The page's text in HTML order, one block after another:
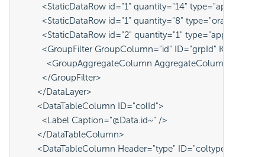
<StaticDataRow id="1" quantity="14" type="apple" />
<StaticDataRow id="1" quantity="8" type="orange" />
<StaticDataRow id="2" quantity="1" type="apple" />
<GroupFilter GroupColumn="id" ID="grpId"
<GroupAggregateColumn
</GroupFilter>
</DataLayer>
<DataTableColumn ID="colId">
<Label Caption="@Data.id~" />
</DataTableColumn>
<DataTableColumn Header="type" ID="coltype">